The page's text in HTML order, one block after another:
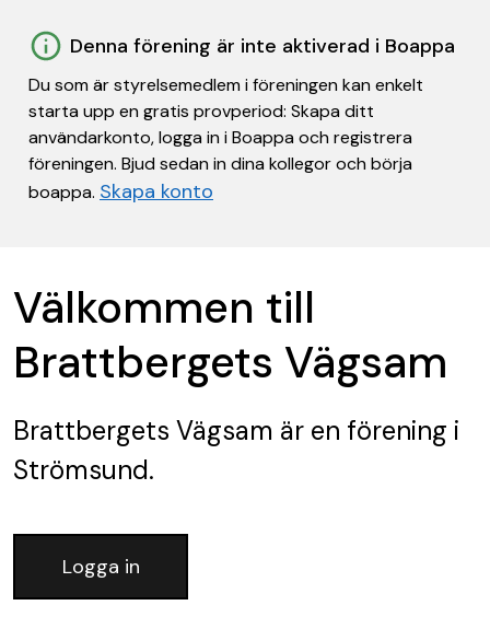
Denna förening är inte aktiverad i Boappa
Du som är styrelsemedlem i föreningen kan enkelt
starta upp en gratis provperiod: Skapa ditt
användarkonto, logga in i Boappa och registrera
föreningen. Bjud sedan in dina kollegor och börja
boappa. Skapa konto
Välkommen till
Brattbergets Vägsam
Brattbergets Vägsam är en förening i
Strömsund.
Logga in